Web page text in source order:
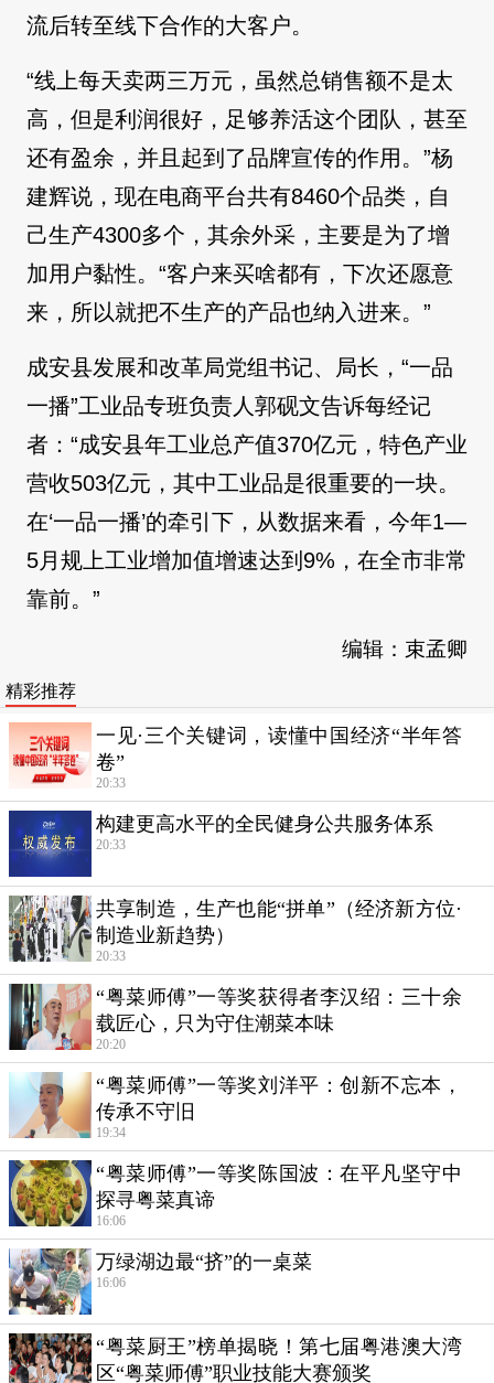
流后转至线下合作的大客户。
“线上每天卖两三万元，虽然总销售额不是太
高，但是利润很好，足够养活这个团队，甚至
还有盈余，并且起到了品牌宣传的作用。”杨
建辉说，现在电商平台共有8460个品类，自
己生产4300多个，其余外采，主要是为了增
加用户黏性。“客户来买啥都有，下次还愿意
来，所以就把不生产的产品也纳入进来。”
成安县发展和改革局党组书记、局长，“一品
一播”工业品专班负责人郭砚文告诉每经记
者：“成安县年工业总产值370亿元，特色产业
营收503亿元，其中工业品是很重要的一块。
在‘一品一播’的牵引下，从数据来看，今年1—
5月规上工业增加值增速达到9%，在全市非常
靠前。”
编辑：束孟卿
精彩推荐